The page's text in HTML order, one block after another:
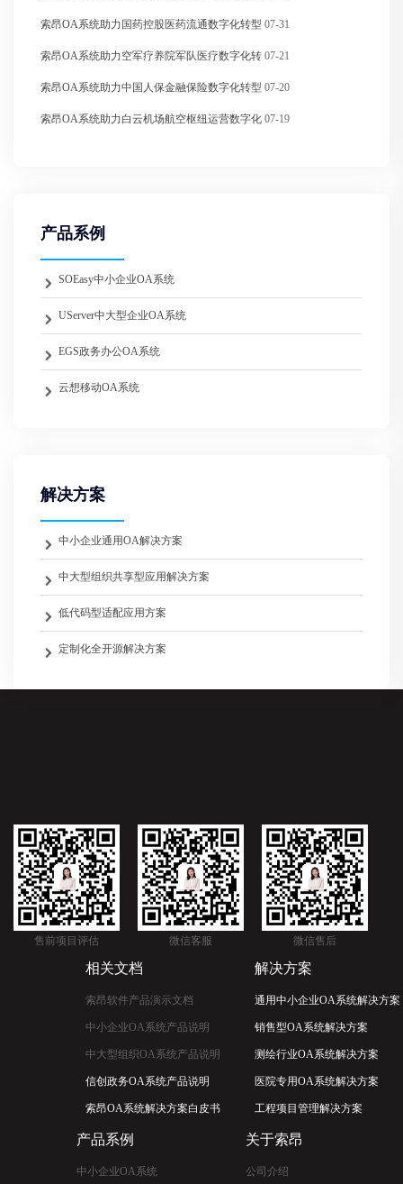
索昂OA系统助力国药控股医药流通数字化转型 07-31
索昂OA系统助力空军疗养院军队医疗数字化转 07-21
索昂OA系统助力中国人保金融保险数字化转型 07-20
索昂OA系统助力白云机场航空枢纽运营数字化 07-19
产品系例
SOEasy中小企业OA系统
UServer中大型企业OA系统
EGS政务办公OA系统
云想移动OA系统
解决方案
中小企业通用OA解决方案
中大型组织共享型应用解决方案
低代码型适配应用方案
定制化全开源解决方案
售前项目评估 微信客服 微信售后
相关文档
索昂软件产品演示文档
中小企业OA系统产品说明
中大型组织OA系统产品说明
信创政务OA系统产品说明
索昂OA系统解决方案白皮书
解决方案
通用中小企业OA系统解决方案
销售型OA系统解决方案
测绘行业OA系统解决方案
医院专用OA系统解决方案
工程项目管理解决方案
产品系例
中小企业OA系统
关于索昂
公司介绍